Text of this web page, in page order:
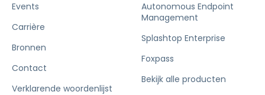
Events
Carrière
Bronnen
Contact
Verklarende woordenlijst
Autonomous Endpoint
Management
Splashtop Enterprise
Foxpass
Bekijk alle producten